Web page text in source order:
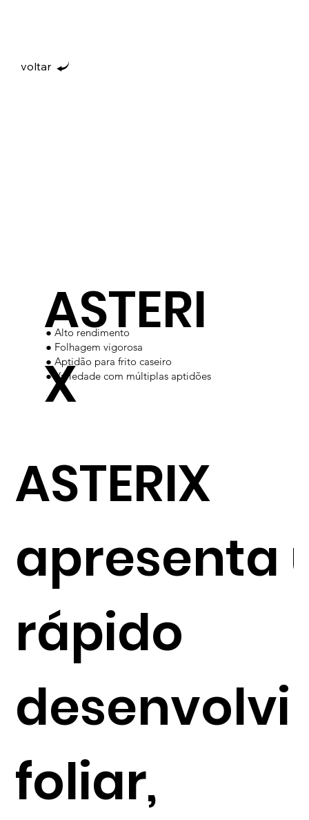
ASTERI
X
● Alto rendimento
● Folhagem vigorosa
● Aptidão para frito caseiro
● Variedade com múltiplas aptidões
voltar
ASTERIX
apresenta
rápido
foliar,